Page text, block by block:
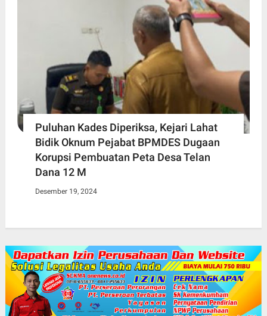
Puluhan Kades Diperiksa, Kejari Lahat
Bidik Oknum Pejabat BPMDES Dugaan
Korupsi Pembuatan Peta Desa Telan
Dana 12 M
Desember 19, 2024